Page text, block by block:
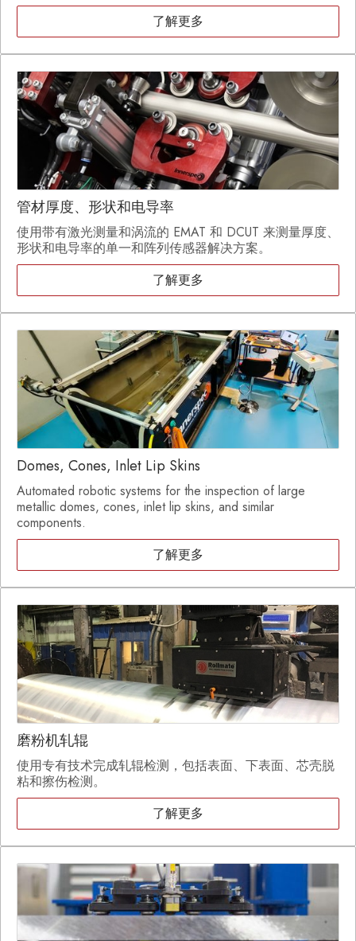
了解更多
管材厚度、形状和电导率
使用带有激光测量和涡流的 EMAT 和 DCUT 来测量厚度、
形状和电导率的单一和阵列传感器解决方案。
了解更多
Domes, Cones, Inlet Lip Skins
Automated robotic systems for the inspection of large
metallic domes, cones, inlet lip skins, and similar
components.
了解更多
磨粉机轧辊
使用专有技术完成轧辊检测，包括表面、下表面、芯壳脱
粘和擦伤检测。
了解更多